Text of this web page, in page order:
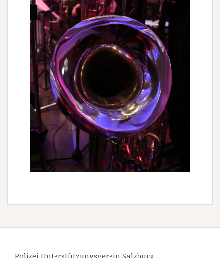
Polizei Unterstützungsverein Salzburg